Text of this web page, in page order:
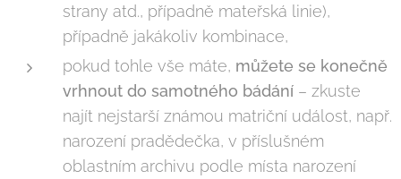
strany atd., případně mateřská linie),
případně jakákoliv kombinace,
pokud tohle vše máte, můžete se konečně
vrhnout do samotného bádání – zkuste
najít nejstarší známou matriční událost, např.
narození pradědečka, v příslušném
oblastním archivu podle místa narození